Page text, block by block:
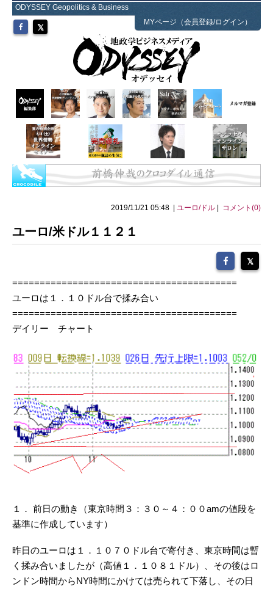
ODYSSEY Geopolitics & Business
MYページ（会員登録/ログイン）
2019/11/21 05:48 | ユーロ/ドル コメント(0)
ユーロ/米ドル１１２１
=========================================
ユーロは１．１０ドル台で揉み合い
=========================================
デイリー チャート
１． 前日の動き（東京時間３：３０～４：００amの値段を
基準に作成しています）
昨日のユーロは１．１０７０ドル台で寄付き、東京時間は暫
く揉み合いましたが（高値１．１０８１ドル）、その後はロ
ンドン時間からNY時間にかけては売られて下落し、その日